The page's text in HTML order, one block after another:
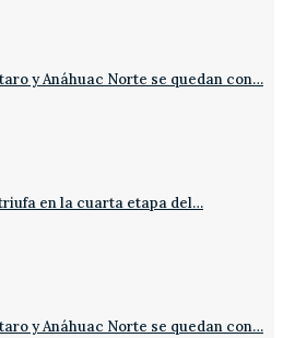
y Anáhuac Norte se quedan con…
en la cuarta etapa del…
y Anáhuac Norte se quedan con…